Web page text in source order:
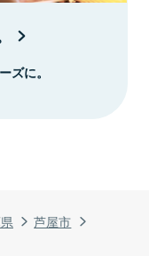
芦屋市
ズに。